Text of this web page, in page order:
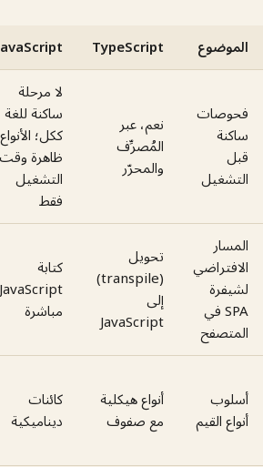
TypeScript
JavaScript
نعم، عبر
المُصرِّف
والمحرّر
لا مرحلة
ساكنة للغة
ككل؛ الأنواع
ظاهرة وقت
التشغيل
SPA في
(transpile)
JavaScript
كتابة
JavaScript
مباشرة
أنواع هيكلية
مع صفوف
كائنات
ديناميكية